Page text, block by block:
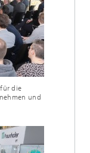
die
und